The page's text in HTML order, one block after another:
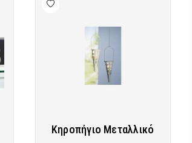
Κηροπήγιο Μεταλλικό